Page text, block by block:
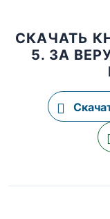
СКАЧАТЬ
5. ЗА